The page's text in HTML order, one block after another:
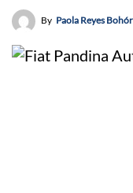
By Paola Reyes